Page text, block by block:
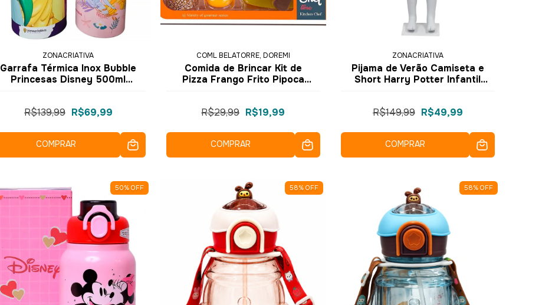
ZONACRIATIVA
Garrafa Térmica Inox Bubble
Princesas Disney 500ml
R$139,99 R$69,99
COMPRAR
COML BELATORRE, DOREMI
Comida de Brincar Kit de
Pizza Frango Frito Pipoca
R$29,99 R$19,99
COMPRAR
ZONACRIATIVA
Pijama de Verão Camiseta e
Short Harry Potter Infantil
R$149,99 R$49,99
COMPRAR
50% OFF 58% OFF 58% OFF